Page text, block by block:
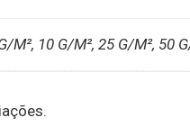
M², 10 G/M², 25 G/M², 50